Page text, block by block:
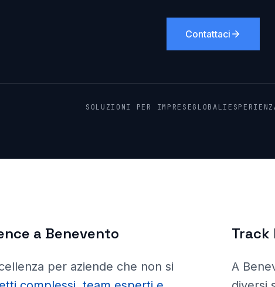
Contattaci
SOLUZIONI PER IMPRESEGLOBALI
a Benevento
per aziende che non si
Track
A